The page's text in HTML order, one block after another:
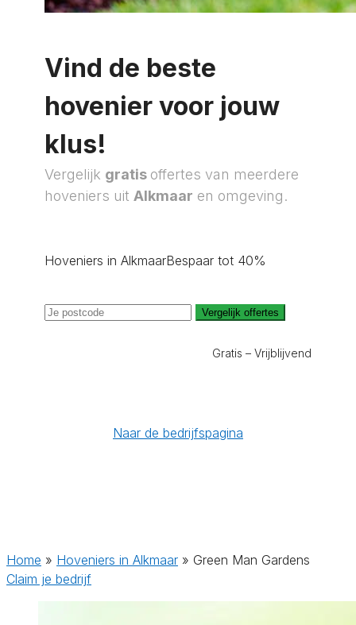
Vind de beste
hovenier voor jouw
klus!
Vergelijk gratis offertes van meerdere
hoveniers uit Alkmaar en omgeving.
Hoveniers in AlkmaarBespaar tot 40%
Vergelijk offertes
Gratis – Vrijblijvend
Naar de bedrijfspagina
Home » Hoveniers in Alkmaar » Green Man Gardens
Claim je bedrijf